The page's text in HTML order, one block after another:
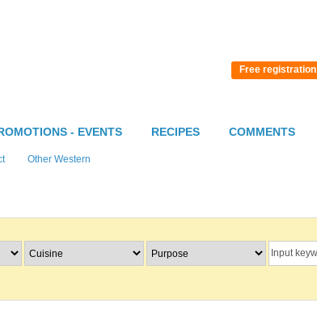
- EVENTS RECIPES COMMENTS
Free registration
Other Western